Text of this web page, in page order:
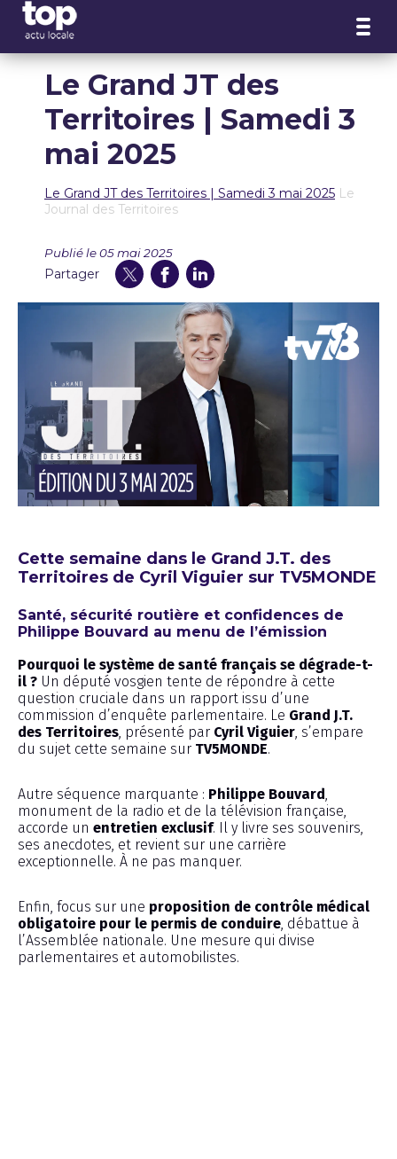
Le Grand JT des
Territoires | Samedi 3
mai 2025
Le Grand JT des Territoires | Samedi 3 mai 2025 Le
Journal des Territoires
Publié le 05 mai 2025
Partager
Cette semaine dans le Grand J.T. des
Territoires de Cyril Viguier sur TV5MONDE
Santé, sécurité routière et confidences de
Philippe Bouvard au menu de l’émission
Pourquoi le système de santé français se dégrade-t-
il ? Un député vosgien tente de répondre à cette
question cruciale dans un rapport issu d’une
commission d’enquête parlementaire. Le Grand J.T.
des Territoires , présenté par Cyril Viguier , s’empare
du sujet cette semaine sur TV5MONDE.
Autre séquence marquante : Philippe Bouvard
monument de la radio et de la télévision française,
accorde un entretien exclusif. Il y livre ses souvenirs,
ses anecdotes, et revient sur une carrière
exceptionnelle. À ne pas manquer.
Enfin, focus sur une proposition de contrôle médical
obligatoire pour le permis de conduire , débattue à
l’Assemblée nationale. Une mesure qui divise
parlementaires et automobilistes.
Panneau de gestion des cookies